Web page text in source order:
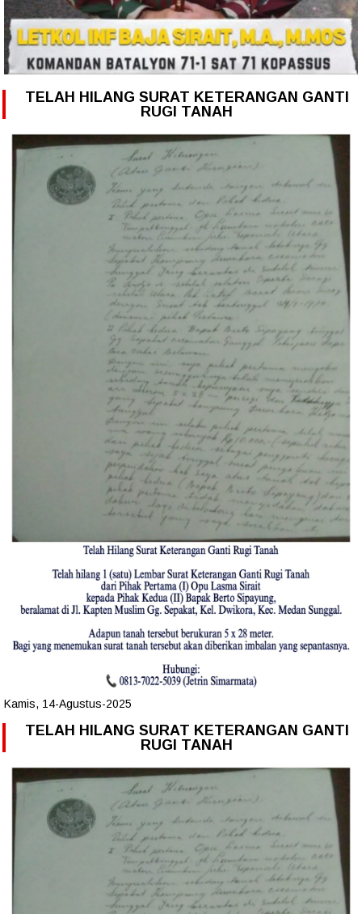
TELAH HILANG SURAT KETERANGAN GANTI
RUGI TANAH
Kamis, 14-Agustus-2025
TELAH HILANG SURAT KETERANGAN GANTI
RUGI TANAH